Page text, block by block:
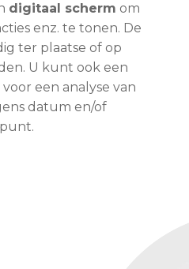
digitaal scherm om
enz. te tonen. De
ter plaatse of op
U kunt ook een
een analyse van
datum en/of